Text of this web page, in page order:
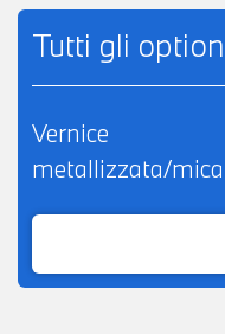
Tutti gli
Vernice
metallizzata/